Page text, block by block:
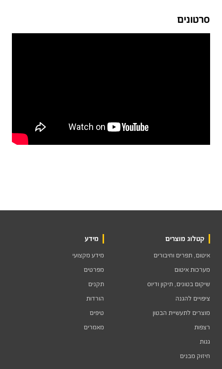
סרטונים
קטלוג מוצרים
איטום, תפרים וחיבורים
מערכות איטום
שיקום בטונים, תיקון ודיוס
ציפויים להגנה
מוצרים לתעשיית הבטון
רצפות
גגות
חיזוק מבנים
מידע
מידע מקצועי
מפרטים
תקנים
הורדות
טיפים
מאמרים